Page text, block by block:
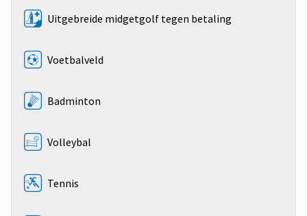
Uitgebreide midgetgolf tegen betaling
Voetbalveld
Badminton
Volleybal
Tennis